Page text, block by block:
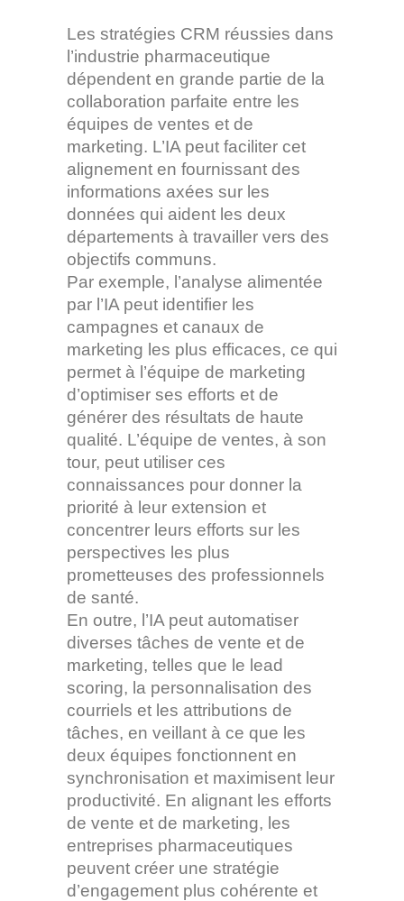
Les stratégies CRM réussies dans
l’industrie pharmaceutique
dépendent en grande partie de la
collaboration parfaite entre les
équipes de ventes et de
marketing. L’IA peut faciliter cet
alignement en fournissant des
informations axées sur les
données qui aident les deux
départements à travailler vers des
objectifs communs.
Par exemple, l’analyse alimentée
par l’IA peut identifier les
campagnes et canaux de
marketing les plus efficaces, ce qui
permet à l’équipe de marketing
d’optimiser ses efforts et de
générer des résultats de haute
qualité. L’équipe de ventes, à son
tour, peut utiliser ces
connaissances pour donner la
priorité à leur extension et
concentrer leurs efforts sur les
perspectives les plus
prometteuses des professionnels
de santé.
En outre, l’IA peut automatiser
diverses tâches de vente et de
marketing, telles que le lead
scoring, la personnalisation des
courriels et les attributions de
tâches, en veillant à ce que les
deux équipes fonctionnent en
synchronisation et maximisent leur
productivité. En alignant les efforts
de vente et de marketing, les
entreprises pharmaceutiques
peuvent créer une stratégie
d’engagement plus cohérente et